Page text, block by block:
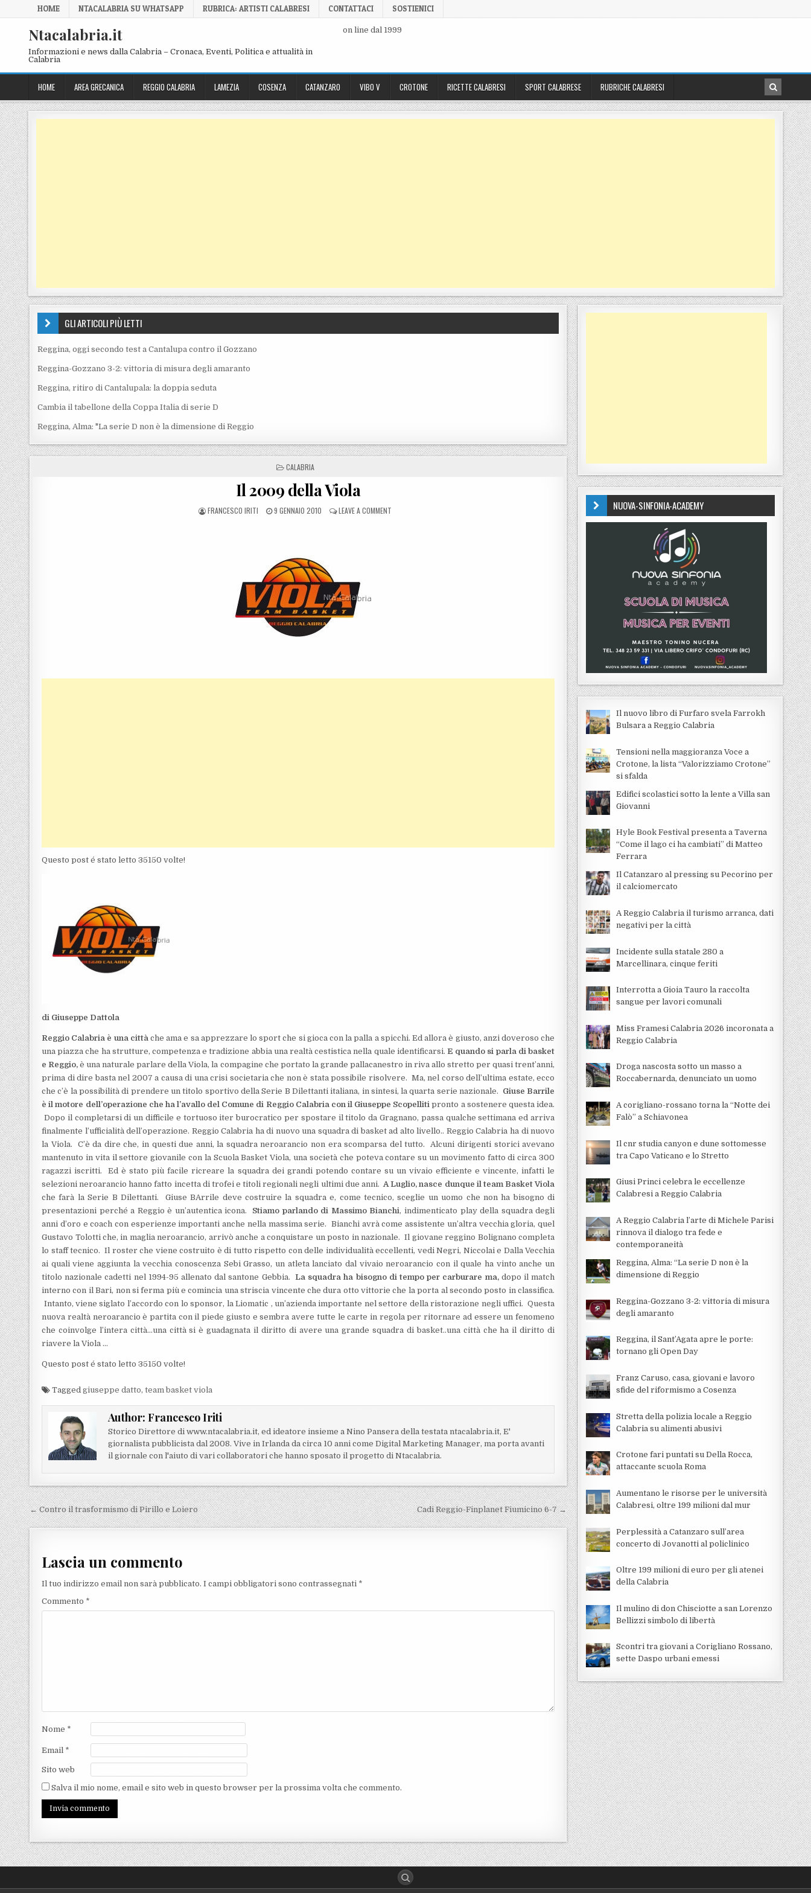
Skip to content
HOME NTACALABRIA SU WHATSAPP RUBRICA: ARTISTI CALABRESI CONTATTACI SOSTIENICI
Ntacalabria.it
Informazioni e news dalla Calabria – Cronaca, Eventi, Politica e attualità in
Calabria
on line dal 1999
HOME AREA GRECANICA REGGIO CALABRIA LAMEZIA COSENZA CATANZARO VIBO V CROTONE RICETTE CALABRESI SPORT CALABRESE RUBRICHE CALABRESI
GLI ARTICOLI PIÙ LETTI
Reggina, oggi secondo test a Cantalupa contro il Gozzano
Reggina-Gozzano 3-2: vittoria di misura degli amaranto
Reggina, ritiro di Cantalupala: la doppia seduta
Cambia il tabellone della Coppa Italia di serie D
Reggina, Alma: "La serie D non è la dimensione di Reggio
POSTED IN
CALABRIA
Il 2009 della Viola
POSTED BY
FRANCESCO IRITI POSTED ON
9 GENNAIO 2010 LEAVE A COMMENT
Questo post é stato letto 35150 volte!
di Giuseppe Dattola
Reggio Calabria è una cittàche ama e sa apprezzare lo sport che si gioca con la palla a spicchi. Ed allora è giusto, anzi doveroso che
una piazza che ha strutture, competenza e tradizione abbia una realtà cestistica nella quale identificarsi.E quando si parla di basket
e Reggio, è una naturale parlare della Viola, la compagine che portato la grande pallacanestro in riva allo stretto per quasi trent’anni,
prima di dire basta nel 2007 a causa di una crisi societaria che non è stata possibile risolvere. Ma, nel corso dell’ultima estate, ecco
che c’è la possibilità di prendere un titolo sportivo della Serie B Dilettanti italiana, in sintesi, la quarta serie nazionale. Giuse Barrile
è il motore dell’operazione che ha l’avallo del Comune di Reggio Calabria con il Giuseppe Scopelliti pronto a sostenere questa idea.
Dopo il completarsi di un difficile e tortuoso iter burocratico per spostare il titolo da Gragnano, passa qualche settimana ed arriva
finalmente l’ufficialità dell’operazione. Reggio Calabria ha di nuovo una squadra di basket ad alto livello.. Reggio Calabria ha di nuovo
la Viola. C’è da dire che, in questi due anni, la squadra neroarancio non era scomparsa del tutto. Alcuni dirigenti storici avevano
mantenuto in vita il settore giovanile con la Scuola Basket Viola, una società che poteva contare su un movimento fatto di circa 300
ragazzi iscritti. Ed è stato più facile ricreare la squadra dei grandi potendo contare su un vivaio efficiente e vincente, infatti le
selezioni neroarancio hanno fatto incetta di trofei e titoli regionali negli ultimi due anni.A Luglio, nasce dunque il team Basket Viola
che farà la Serie B Dilettanti. Giuse BArrile deve costruire la squadra e, come tecnico, sceglie un uomo che non ha bisogno di
presentazioni perché a Reggio è un’autentica icona. Stiamo parlando di Massimo Bianchi, indimenticato play della squadra degli
anni d’oro e coach con esperienze importanti anche nella massima serie. Bianchi avrà come assistente un’altra vecchia gloria, quel
Gustavo Tolotti che, in maglia neroarancio, arrivò anche a conquistare un posto in nazionale. Il giovane reggino Bolignano completa
lo staff tecnico. Il roster che viene costruito è di tutto rispetto con delle individualità eccellenti, vedi Negri, Niccolai e Dalla Vecchia
ai quali viene aggiunta la vecchia conoscenza Sebi Grasso, un atleta lanciato dal vivaio neroarancio con il quale ha vinto anche un
titolo nazionale cadetti nel 1994-95 allenato dal santone Gebbia. La squadra ha bisogno di tempo per carburare ma,dopo il match
interno con il Bari, non si ferma più e comincia una striscia vincente che dura otto vittorie che la porta al secondo posto in classifica.
Intanto, viene siglato l’accordo con lo sponsor, la Liomatic , un’azienda importante nel settore della ristorazione negli uffici. Questa
nuova realtà neroarancio è partita con il piede giusto e sembra avere tutte le carte in regola per ritornare ad essere un fenomeno
che coinvolge l’intera città…una città si è guadagnata il diritto di avere una grande squadra di basket..una città che ha il diritto di
riavere la Viola …
Questo post é stato letto 35150 volte!
Taggedgiuseppe datto,team basket viola
Author:Francesco Iriti
Storico Direttore di www.ntacalabria.it, ed ideatore insieme a Nino Pansera della testata ntacalabria.it, E'
giornalista pubblicista dal 2008. Vive in Irlanda da circa 10 anni come Digital Marketing Manager, ma porta avanti
il giornale con l'aiuto di vari collaboratori che hanno sposato il progetto di Ntacalabria.
Navigazione articoli
← Contro il trasformismo di Pirillo e Loiero Cadi Reggio-Finplanet Fiumicino 6-7 →
Lascia un commento
Il tuo indirizzo email non sarà pubblicato. I campi obbligatori sono contrassegnati *
Commento *
Nome *
Email *
Sito web
Salva il mio nome, email e sito web in questo browser per la prossima volta che commento.
NUOVA-SINFONIA-ACADEMY
Il nuovo libro di Furfaro svela Farrokh
Bulsara a Reggio Calabria
Tensioni nella maggioranza Voce a
Crotone, la lista “Valorizziamo Crotone”
si sfalda
Edifici scolastici sotto la lente a Villa san
Giovanni
Hyle Book Festival presenta a Taverna
“Come il lago ci ha cambiati” di Matteo
Ferrara
Il Catanzaro al pressing su Pecorino per
il calciomercato
A Reggio Calabria il turismo arranca, dati
negativi per la città
Incidente sulla statale 280 a
Marcellinara, cinque feriti
Interrotta a Gioia Tauro la raccolta
sangue per lavori comunali
Miss Framesi Calabria 2026 incoronata a
Reggio Calabria
Droga nascosta sotto un masso a
Roccabernarda, denunciato un uomo
A corigliano-rossano torna la “Notte dei
Falò” a Schiavonea
Il cnr studia canyon e dune sottomesse
tra Capo Vaticano e lo Stretto
Giusi Princi celebra le eccellenze
Calabresi a Reggio Calabria
A Reggio Calabria l’arte di Michele Parisi
rinnova il dialogo tra fede e
contemporaneità
Reggina, Alma: “La serie D non è la
dimensione di Reggio
Reggina-Gozzano 3-2: vittoria di misura
degli amaranto
Reggina, il Sant’Agata apre le porte:
tornano gli Open Day
Franz Caruso, casa, giovani e lavoro
sfide del riformismo a Cosenza
Stretta della polizia locale a Reggio
Calabria su alimenti abusivi
Crotone fari puntati su Della Rocca,
attaccante scuola Roma
Aumentano le risorse per le università
Calabresi, oltre 199 milioni dal mur
Perplessità a Catanzaro sull’area
concerto di Jovanotti al policlinico
Oltre 199 milioni di euro per gli atenei
della Calabria
Il mulino di don Chisciotte a san Lorenzo
Bellizzi simbolo di libertà
Scontri tra giovani a Corigliano Rossano,
sette Daspo urbani emessi